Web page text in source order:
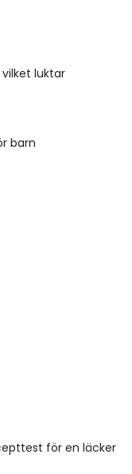
luktar
barn
för en läcker